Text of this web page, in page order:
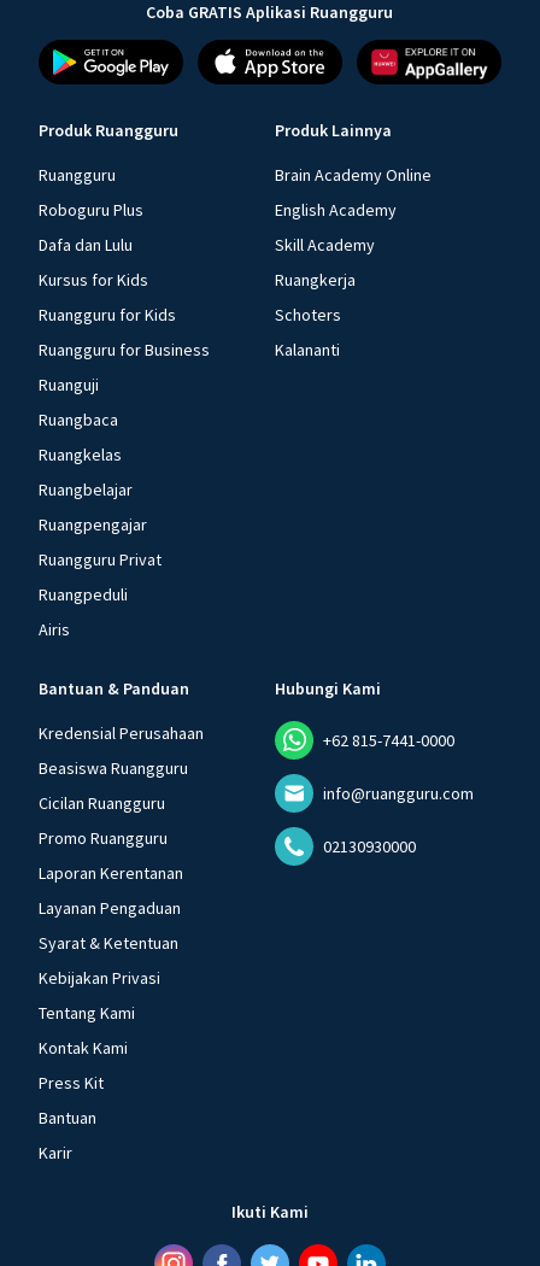
Coba GRATIS Aplikasi Ruangguru
Produk Ruangguru
Ruangguru
Roboguru Plus
Dafa dan Lulu
Kursus for Kids
Ruangguru for Kids
Ruangguru for Business
Ruanguji
Ruangbaca
Ruangkelas
Ruangbelajar
Ruangpengajar
Ruangguru Privat
Ruangpeduli
Airis
Produk Lainnya
Brain Academy Online
English Academy
Skill Academy
Ruangkerja
Schoters
Kalananti
Bantuan & Panduan
Kredensial Perusahaan
Beasiswa Ruangguru
Cicilan Ruangguru
Promo Ruangguru
Laporan Kerentanan
Layanan Pengaduan
Syarat & Ketentuan
Kebijakan Privasi
Tentang Kami
Kontak Kami
Press Kit
Bantuan
Karir
Hubungi Kami
+62 815-7441-0000
info@ruangguru.com
02130930000
Ikuti Kami